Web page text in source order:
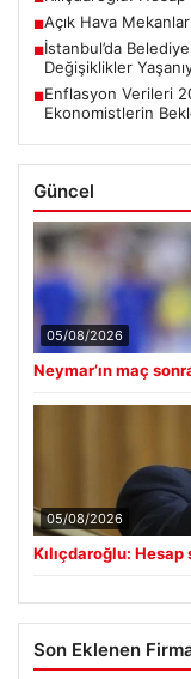
■Açık Hava
■İstanbul’da
Değişiklikler
■Enflasyon Verileri
Ekonomistlerin
Güncel
05/08/2026
Neymar’ın maç
05/08/2026
Kılıçdaroğlu:
Son Eklenen